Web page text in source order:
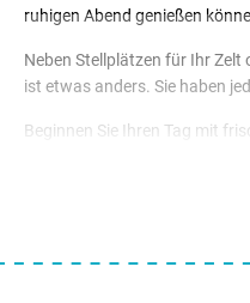
ruhigen Abend genießen
Neben Stellplätzen für Ihr
ist etwas anders. Sie haben
Beginnen Sie Ihren Tag mit